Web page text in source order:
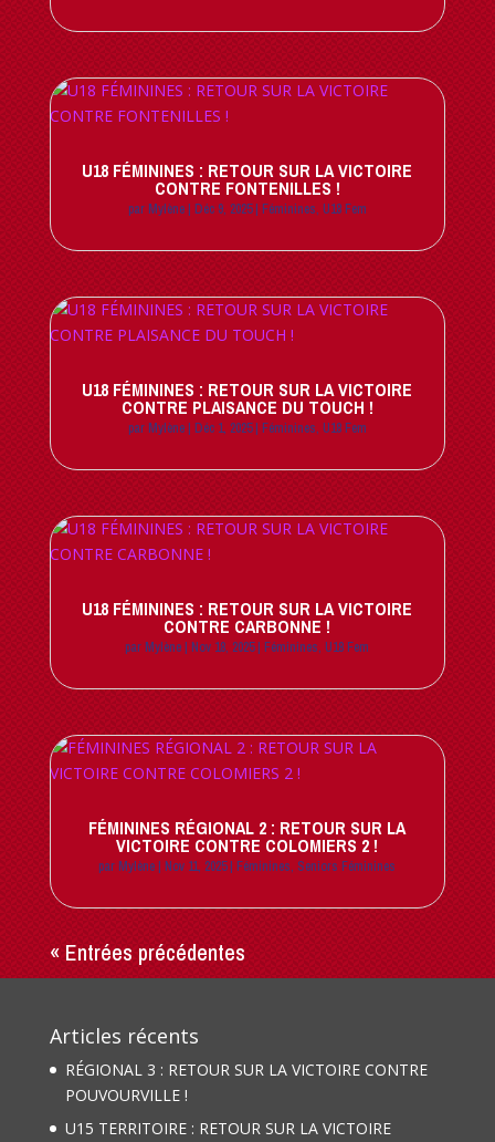
U18 FÉMININES : RETOUR SUR LA VICTOIRE
CONTRE FONTENILLES !
par Mylène| Déc 9, 2025| Féminines, U18 Fem
U18 FÉMININES : RETOUR SUR LA VICTOIRE
CONTRE PLAISANCE DU TOUCH !
par Mylène| Déc 1, 2025| Féminines, U18 Fem
U18 FÉMININES : RETOUR SUR LA VICTOIRE
CONTRE CARBONNE !
par Mylène | Nov 18, 2025| Féminines, U18 Fem
FÉMININES RÉGIONAL 2 : RETOUR SUR LA
VICTOIRE CONTRE COLOMIERS 2 !
par Mylène | Nov 11, 2025| Féminines, Seniors Féminines
« Entrées précédentes
Articles récents
RÉGIONAL 3 : RETOUR SUR LA VICTOIRE CONTRE
POUVOURVILLE !
U15 TERRITOIRE : RETOUR SUR LA VICTOIRE